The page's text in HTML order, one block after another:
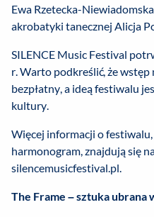
Ewa Rzetecka-
akrobatyki tanecznej Alicja
SILENCE Music Festival
r. Warto podkreślić, że
bezpłatny, a ideą festiwalu
kultury.
Więcej informacji o festiwalu,
harmonogram, znajdują się
silencemusicfestival.pl.
The Frame – sztuka ubrana